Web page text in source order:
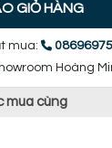
GIỎ HÀNG
mua:
Hoàng
mua cùng